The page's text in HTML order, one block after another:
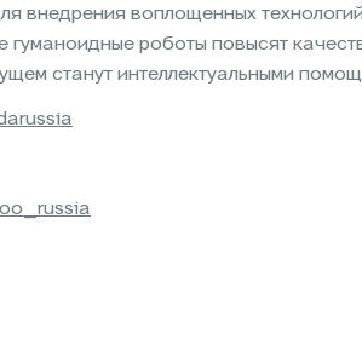
воплощенных технологий
роботы повысят
станут интеллектуальными